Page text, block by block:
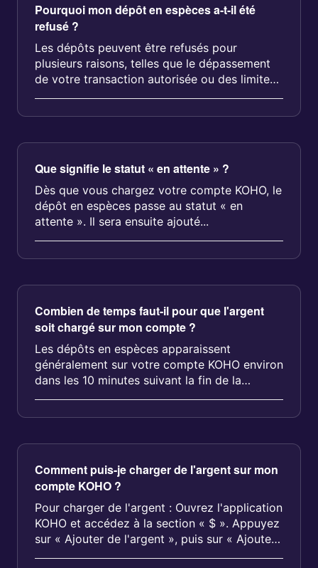
Pourquoi mon dépôt en espèces a-t-il été
refusé ?
Les dépôts peuvent être refusés pour
plusieurs raisons, telles que le dépassement
de votre transaction autorisée ou des limites
de chargement mensuelles. Contac...
Que signifie le statut « en attente » ?
Dès que vous chargez votre compte KOHO, le
dépôt en espèces passe au statut « en
attente ». Il sera ensuite ajouté...
Combien de temps faut-il pour que l'argent
soit chargé sur mon compte ?
Les dépôts en espèces apparaissent
généralement sur votre compte KOHO environ
dans les 10 minutes suivant la fin de la
transaction à Postes Canada....
Comment puis-je charger de l'argent sur mon
compte KOHO ?
Pour charger de l'argent : Ouvrez l'application
KOHO et accédez à la section « $ ». Appuyez
sur « Ajouter de l'argent », puis sur « Ajouter
de l'argent », puis ...